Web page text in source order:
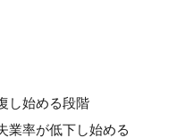
し始める段階
業率が低下し始める